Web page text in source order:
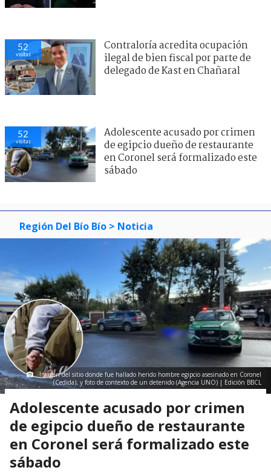
52
visitas
Contraloría acredita ocupación
ilegal de bien fiscal por parte de
delegado de Kast en Chañaral
52
visitas
Adolescente acusado por crimen
de egipcio dueño de restaurante
en Coronel será formalizado este
sábado
Región Del Bío Bío > Noticia
Imagen del sitio donde fue hallado herido hombre egipcio asesinado en Coronel
(Cedida); y foto de contexto de un detenido (Agencia UNO) | Edición BBCL
Adolescente acusado por crimen
de egipcio dueño de restaurante
en Coronel será formalizado este
sábado